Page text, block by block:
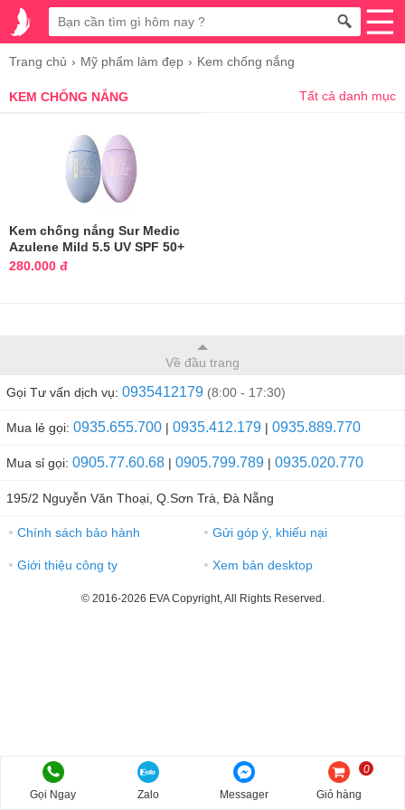
Trang chủ Mỹ phẩm làm đẹp Kem chống nắng
KEM CHỐNG NẮNG Tất cả danh mục
Kem chống nắng Sur Medic
Azulene Mild 5.5 UV SPF 50+
280.000 đ
Về đầu trang
Gọi Tư vấn dịch vụ: 0935412179 (8:00 - 17:30)
Mua lẻ gọi: 0935.655.700 | 0935.412.179 | 0935.889.770
Mua sỉ gọi: 0905.77.60.68 | 0905.799.789 | 0935.020.770
195/2 Nguyễn Văn Thoại, Q.Sơn Trà, Đà Nẵng
● Chính sách bảo hành ● Gửi góp ý, khiếu nại
● Giới thiệu công ty ● Xem bản desktop
© 2016-2026 EVA Copyright, All Rights Reserved.
Gọi Ngay Zalo Messager Giỏ hàng
0